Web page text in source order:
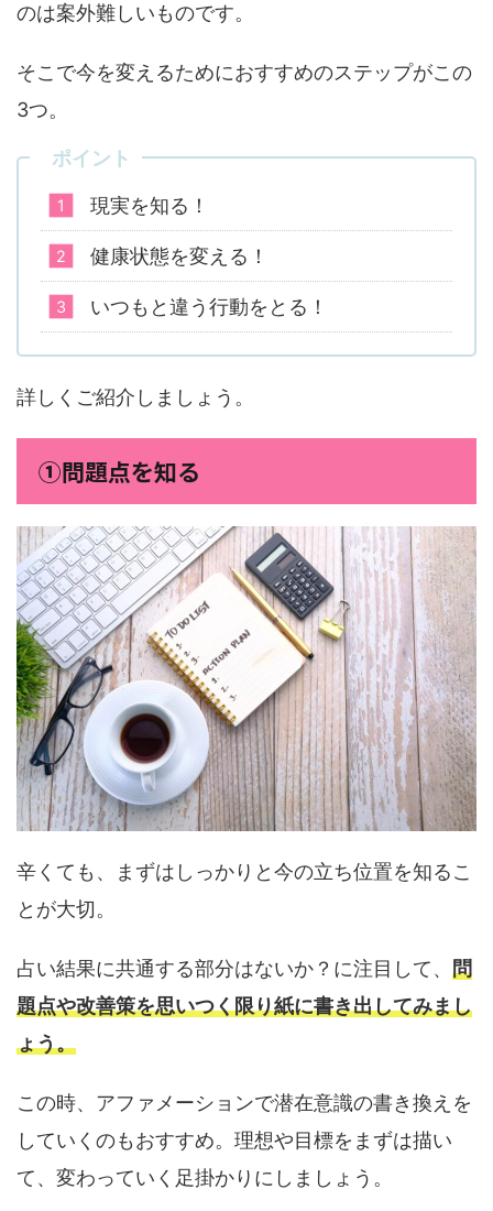
のは案外難しいものです。
そこで今を変えるためにおすすめのステップがこの
3つ。
ポイント
現実を知る！
健康状態を変える！
いつもと違う行動をとる！
詳しくご紹介しましょう。
①問題点を知る
辛くても、まずはしっかりと今の立ち位置を知るこ
とが大切。
占い結果に共通する部分はないか？に注目して、 問
題点や改善策を思いつく限り紙に書き出してみまし
ょう。
この時、アファメーションで潜在意識の書き換えを
していくのもおすすめ。理想や目標をまずは描い
て、変わっていく足掛かりにしましょう。